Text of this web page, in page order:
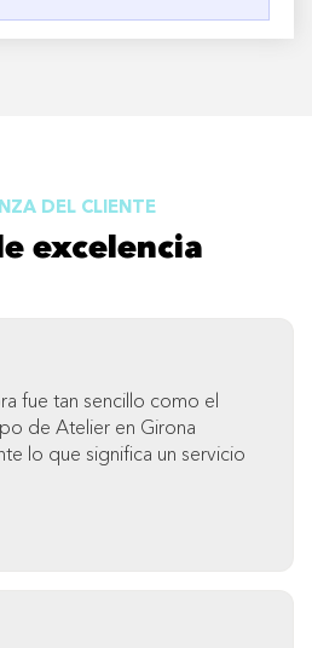
DEL CLIENTE
excelencia
fue tan sencillo como el
de Atelier en Girona
lo que significa un servicio